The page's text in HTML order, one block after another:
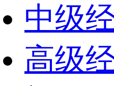
中级
高级